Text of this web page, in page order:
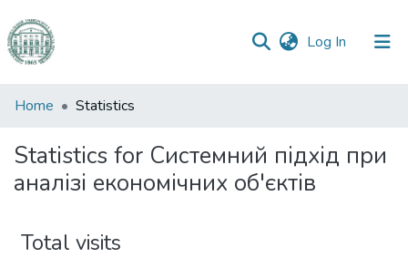
Log In (current)
Communities
Collections
All of DSpace
Home Statistics
Statistics for Системний підхід при
аналізі економічних об'єктів
Total visits